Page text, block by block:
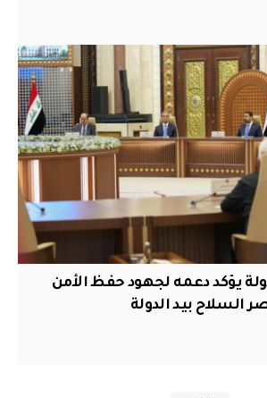
يؤكد دعمه لجهود حفظ الأمن
السلاح بيد الدولة